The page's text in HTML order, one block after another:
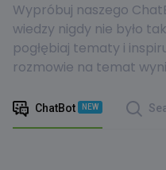
Wypróbuj naszego
wiedzy nigdy nie było
pogłębiaj tematy i
rozmowie na temat
ChatBot NEW